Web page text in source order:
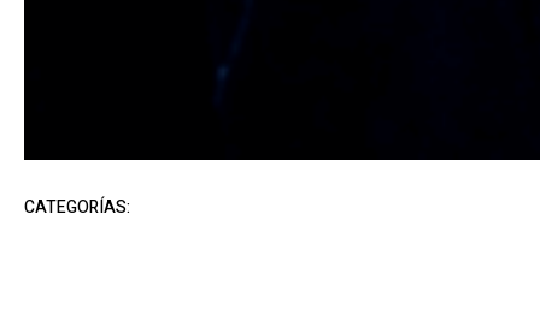
CATEGORÍAS: